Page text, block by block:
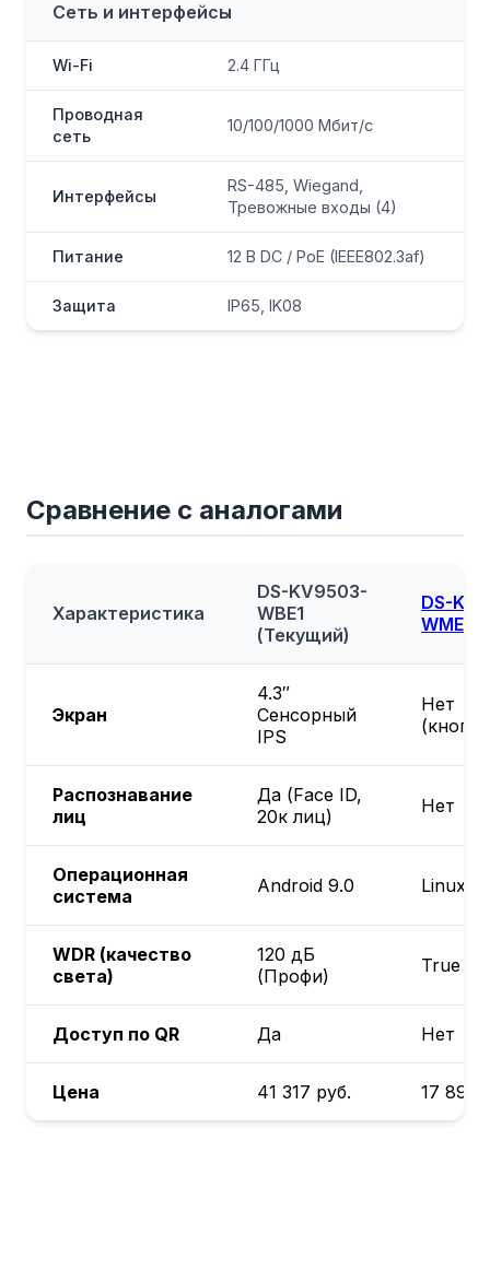
Сеть и интерфейсы
Wi-Fi 2.4 ГГц
Проводная
сеть
10/100/1000 Мбит/с
Интерфейсы
RS-485, Wiegand,
Тревожные входы (4)
Питание 12 В DC / PoE (IEEE802.3af)
Защита IP65, IK08
Сравнение с аналогами
Характеристика
DS-KV9503-
WBE1
(Текущий)
DS-
WME1
Экран
4.3″
Сенсорный
IPS
Нет
Распознавание
лиц
Да (Face ID,
20к лиц)
Нет
Операционная
система
Android 9.0 Linux
WDR (качество
света)
120 дБ
(Профи)
True
Доступ по QR Да Нет
Цена 41 317 руб. 17 890